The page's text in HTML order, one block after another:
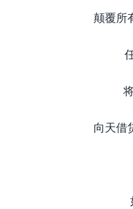
颠覆所
向天借